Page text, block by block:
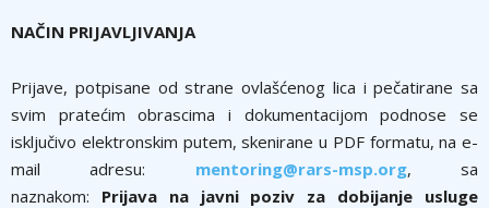
NAČIN PRIJAVLJIVANJA
Prijave, potpisane od strane ovlašćenog lica i pečatirane sa
svim pratećim obrascima i dokumentacijom podnose se
isključivo elektronskim putem, skenirane u PDF formatu, na e-
mail adresu: mentoring@rars-msp.org, sa
naznakom: Prijava na javni poziv za dobijanje usluge